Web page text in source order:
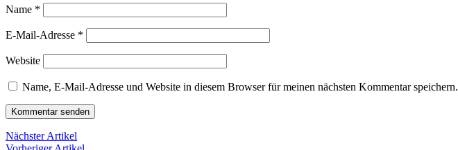
Name *
E-Mail-Adresse *
Website
Name, E-Mail-Adresse und Website in diesem Browser für meinen nächsten Kommentar speichern.
Nächster Artikel